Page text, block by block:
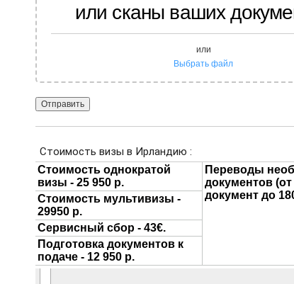
или сканы ваших
или
Выбрать файл